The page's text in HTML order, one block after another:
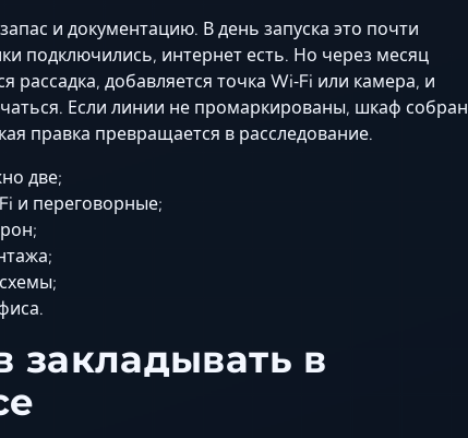
и документацию. В день запуска это почти
подключились, интернет есть. Но через месяц
рассадка, добавляется точка Wi‑Fi или камера, и
Если линии не промаркированы, шкаф собран
правка превращается в расследование.
две;
и переговорные;
закладывать в